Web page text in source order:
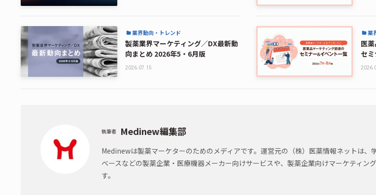
業界動向・トレンド
製薬業界マーケティング／DX最新動
向まとめ 2026年5・6月版
2026.07.15
業
医
セ
月・
執筆者 Medinew編集部
Medinewは製薬マーケターのためのメディアです。運営元の（株）医薬情報ネットは、
ベースなどの製薬企業・医療機器メーカー向けサービスや、製薬企業向けマーケティン
す。